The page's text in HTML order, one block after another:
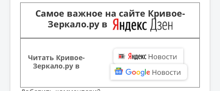
Самое важное на сайте Кривое-
Зеркало.ру в
Читать Кривое-
Зеркало.ру в